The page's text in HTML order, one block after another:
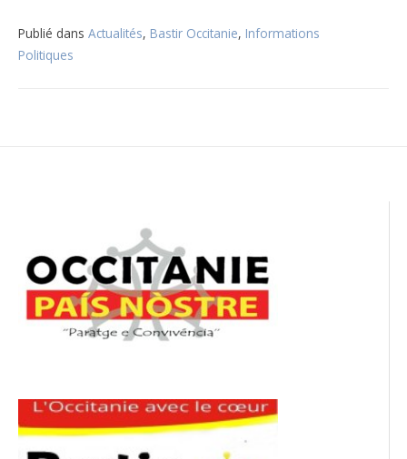
Publié dans Actualités, Bastir Occitanie, Informations
Politiques